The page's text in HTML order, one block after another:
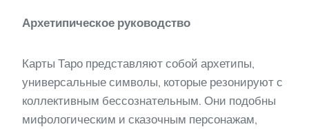
Архетипическое руководство
Карты Таро представляют собой архетипы,
универсальные символы, которые резонируют с
коллективным бессознательным. Они подобны
мифологическим и сказочным персонажам,